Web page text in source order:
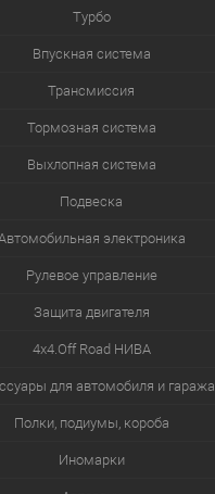
Турбо
Впускная система
Трансмиссия
Тормозная система
Выхлопная система
Подвеска
электроника
Рулевое управление
Защита двигателя
4х4.Off Road НИВА
для автомобиля и гаража
Полки, подиумы, короба
Иномарки